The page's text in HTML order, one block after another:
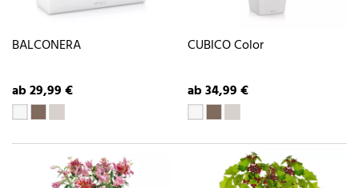
BALCONERA
ab 29,99 €
CUBICO Color
ab 34,99 €